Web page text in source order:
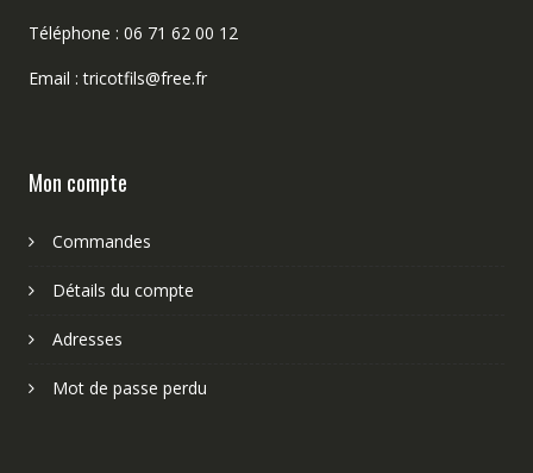
Téléphone : 06 71 62 00 12
Email : tricotfils@free.fr
Mon compte
Commandes
Détails du compte
Adresses
Mot de passe perdu